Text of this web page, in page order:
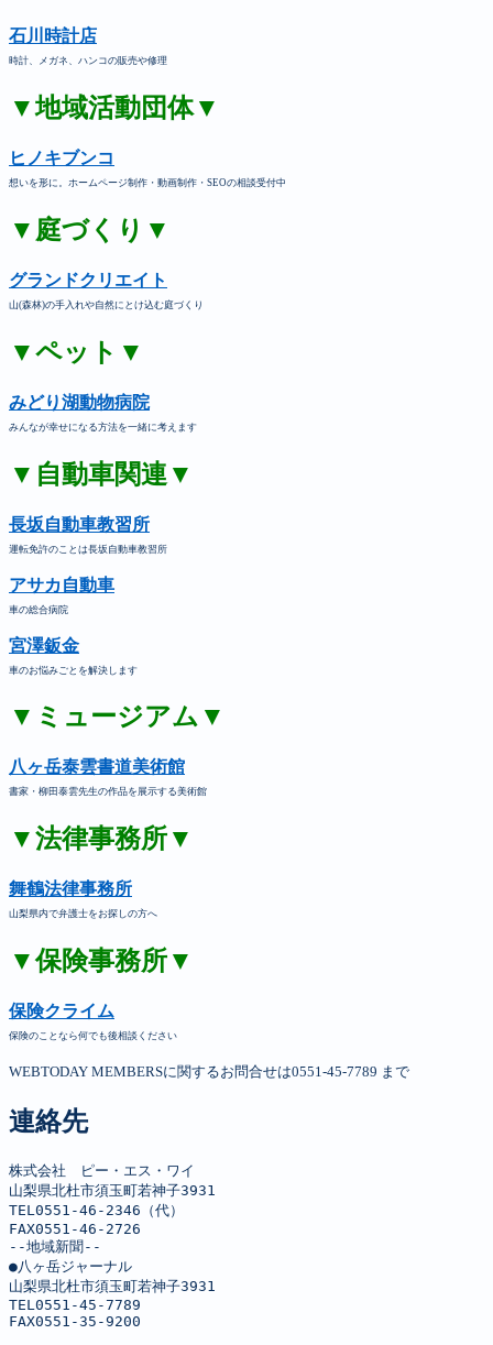
石川時計店
時計、メガネ、ハンコの販売や修理
▼地域活動団体▼
ヒノキブンコ
想いを形に。ホームページ制作・動画制作・SEOの相談受付中
▼庭づくり▼
グランドクリエイト
山(森林)の手入れや自然にとけ込む庭づくり
▼ペット▼
みどり湖動物病院
みんなが幸せになる方法を一緒に考えます
▼自動車関連▼
長坂自動車教習所
運転免許のことは長坂自動車教習所
アサカ自動車
車の総合病院
宮澤鈑金
車のお悩みごとを解決します
▼ミュージアム▼
八ヶ岳泰雲書道美術館
書家・柳田泰雲先生の作品を展示する美術館
▼法律事務所▼
舞鶴法律事務所
山梨県内で弁護士をお探しの方へ
▼保険事務所▼
保険クライム
保険のことなら何でも後相談ください
WEBTODAY MEMBERSに関するお問合せは0551-45-7789 まで
連絡先
株式会社　ピー・エス・ワイ
山梨県北杜市須玉町若神子3931
TEL0551-46-2346（代）
FAX0551-46-2726
--地域新聞--
●八ヶ岳ジャーナル
山梨県北杜市須玉町若神子3931
TEL0551-45-7789
FAX0551-35-9200